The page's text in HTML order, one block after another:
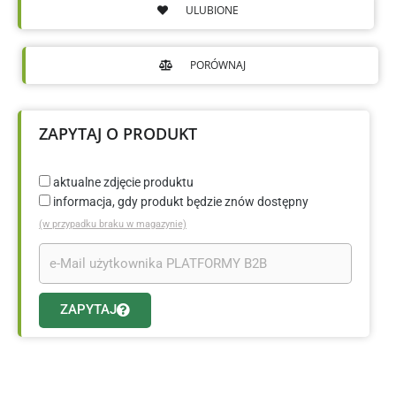
ULUBIONE
PORÓWNAJ
ZAPYTAJ O PRODUKT
aktualne zdjęcie produktu
informacja, gdy produkt będzie znów dostępny
(w przypadku braku w magazynie)
ZAPYTAJ